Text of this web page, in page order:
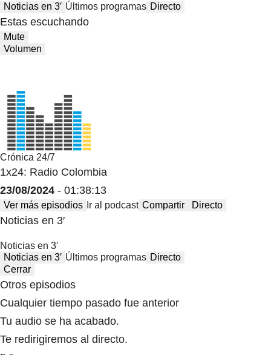
Noticias en 3′ Últimos programas Directo
Estas escuchando
Mute
Volumen
Crónica 24/7
1x24: Radio Colombia
23/08/2024 - 01:38:13
Ver más episodios Ir al podcast Compartir Directo
Noticias en 3′
Noticias en 3′
Noticias en 3′ Últimos programas Directo
Cerrar
Otros episodios
Cualquier tiempo pasado fue anterior
Tu audio se ha acabado.
Te redirigiremos al directo.